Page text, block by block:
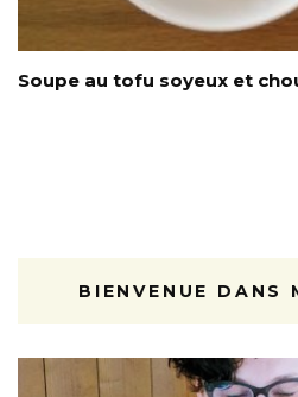
Soupe au tofu soyeux et
BIENVENUE DANS